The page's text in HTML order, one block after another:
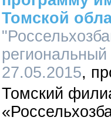
Томской
27.05.2015
Томский